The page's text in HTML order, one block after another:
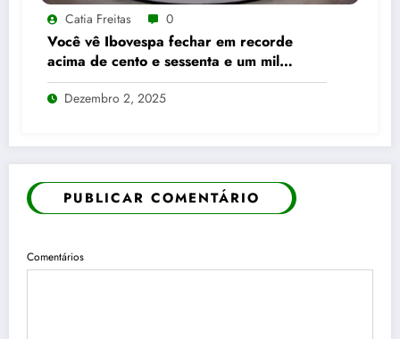
Catia Freitas 0
Você vê Ibovespa fechar em recorde
acima de cento e sessenta e um mil
pontos enquanto dólar recua para cinco
reais e trinta e três centavos
Dezembro 2, 2025
PUBLICAR COMENTÁRIO
Comentários